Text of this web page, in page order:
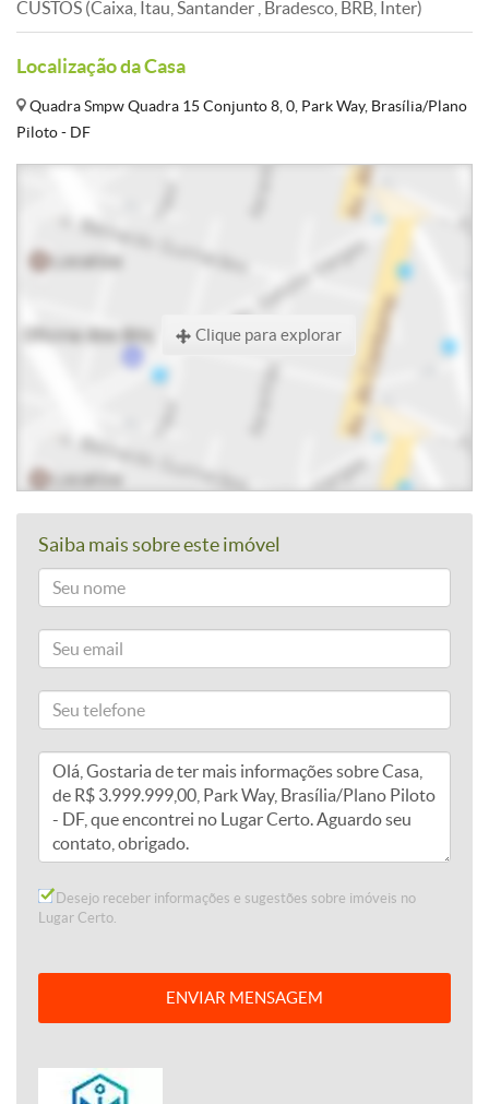
CUSTOS (Caixa, Itau, Santander , Bradesco, BRB, Inter)
Localização da Casa
Quadra Smpw Quadra 15 Conjunto 8, 0, Park Way, Brasília/Plano
Piloto - DF
Clique para explorar
Saiba mais sobre este imóvel
Desejo receber informações e sugestões sobre imóveis no
Lugar Certo.
ENVIAR MENSAGEM